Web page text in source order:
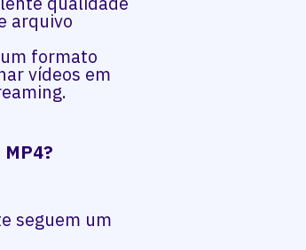
arquivo
formato
vídeos em
seguem um